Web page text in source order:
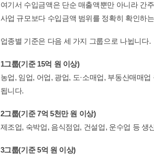
여기서 수입금액은 단순 매출액뿐만 아니라 간
사업 규모보다 수입금액 범위를 정확히 확인하
업종별 기준은 다음 세 가지 그룹으로 나뉩니다.
1그룹(기준 15억 원 이상)
농업, 임업, 어업, 광업, 도·소매업, 부동산매매
됩니다.
2그룹(기준 7억 5천만 원 이상)
제조업, 숙박업, 음식점업, 건설업, 운수업 등 생
3그룹(기준 5억 원 이상)